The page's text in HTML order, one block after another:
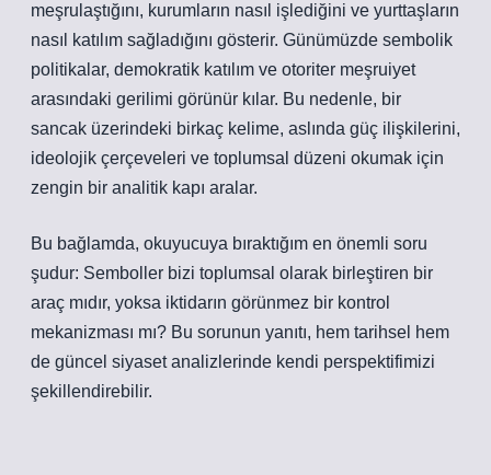
meşrulaştığını, kurumların nasıl işlediğini ve yurttaşların
nasıl katılım sağladığını gösterir. Günümüzde sembolik
politikalar, demokratik katılım ve otoriter meşruiyet
arasındaki gerilimi görünür kılar. Bu nedenle, bir
sancak üzerindeki birkaç kelime, aslında güç ilişkilerini,
ideolojik çerçeveleri ve toplumsal düzeni okumak için
zengin bir analitik kapı aralar.
Bu bağlamda, okuyucuya bıraktığım en önemli soru
şudur: Semboller bizi toplumsal olarak birleştiren bir
araç mıdır, yoksa iktidarın görünmez bir kontrol
mekanizması mı? Bu sorunun yanıtı, hem tarihsel hem
de güncel siyaset analizlerinde kendi perspektifimizi
şekillendirebilir.